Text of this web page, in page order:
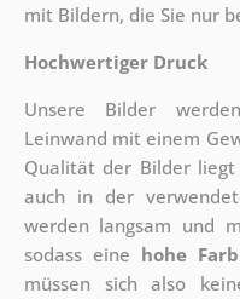
mit Bildern, die Sie nur
Hochwertiger Druck
Unsere Bilder
Leinwand mit einem
Qualität der Bilder
auch in der
werden langsam und
sodass eine hohe
müssen sich also